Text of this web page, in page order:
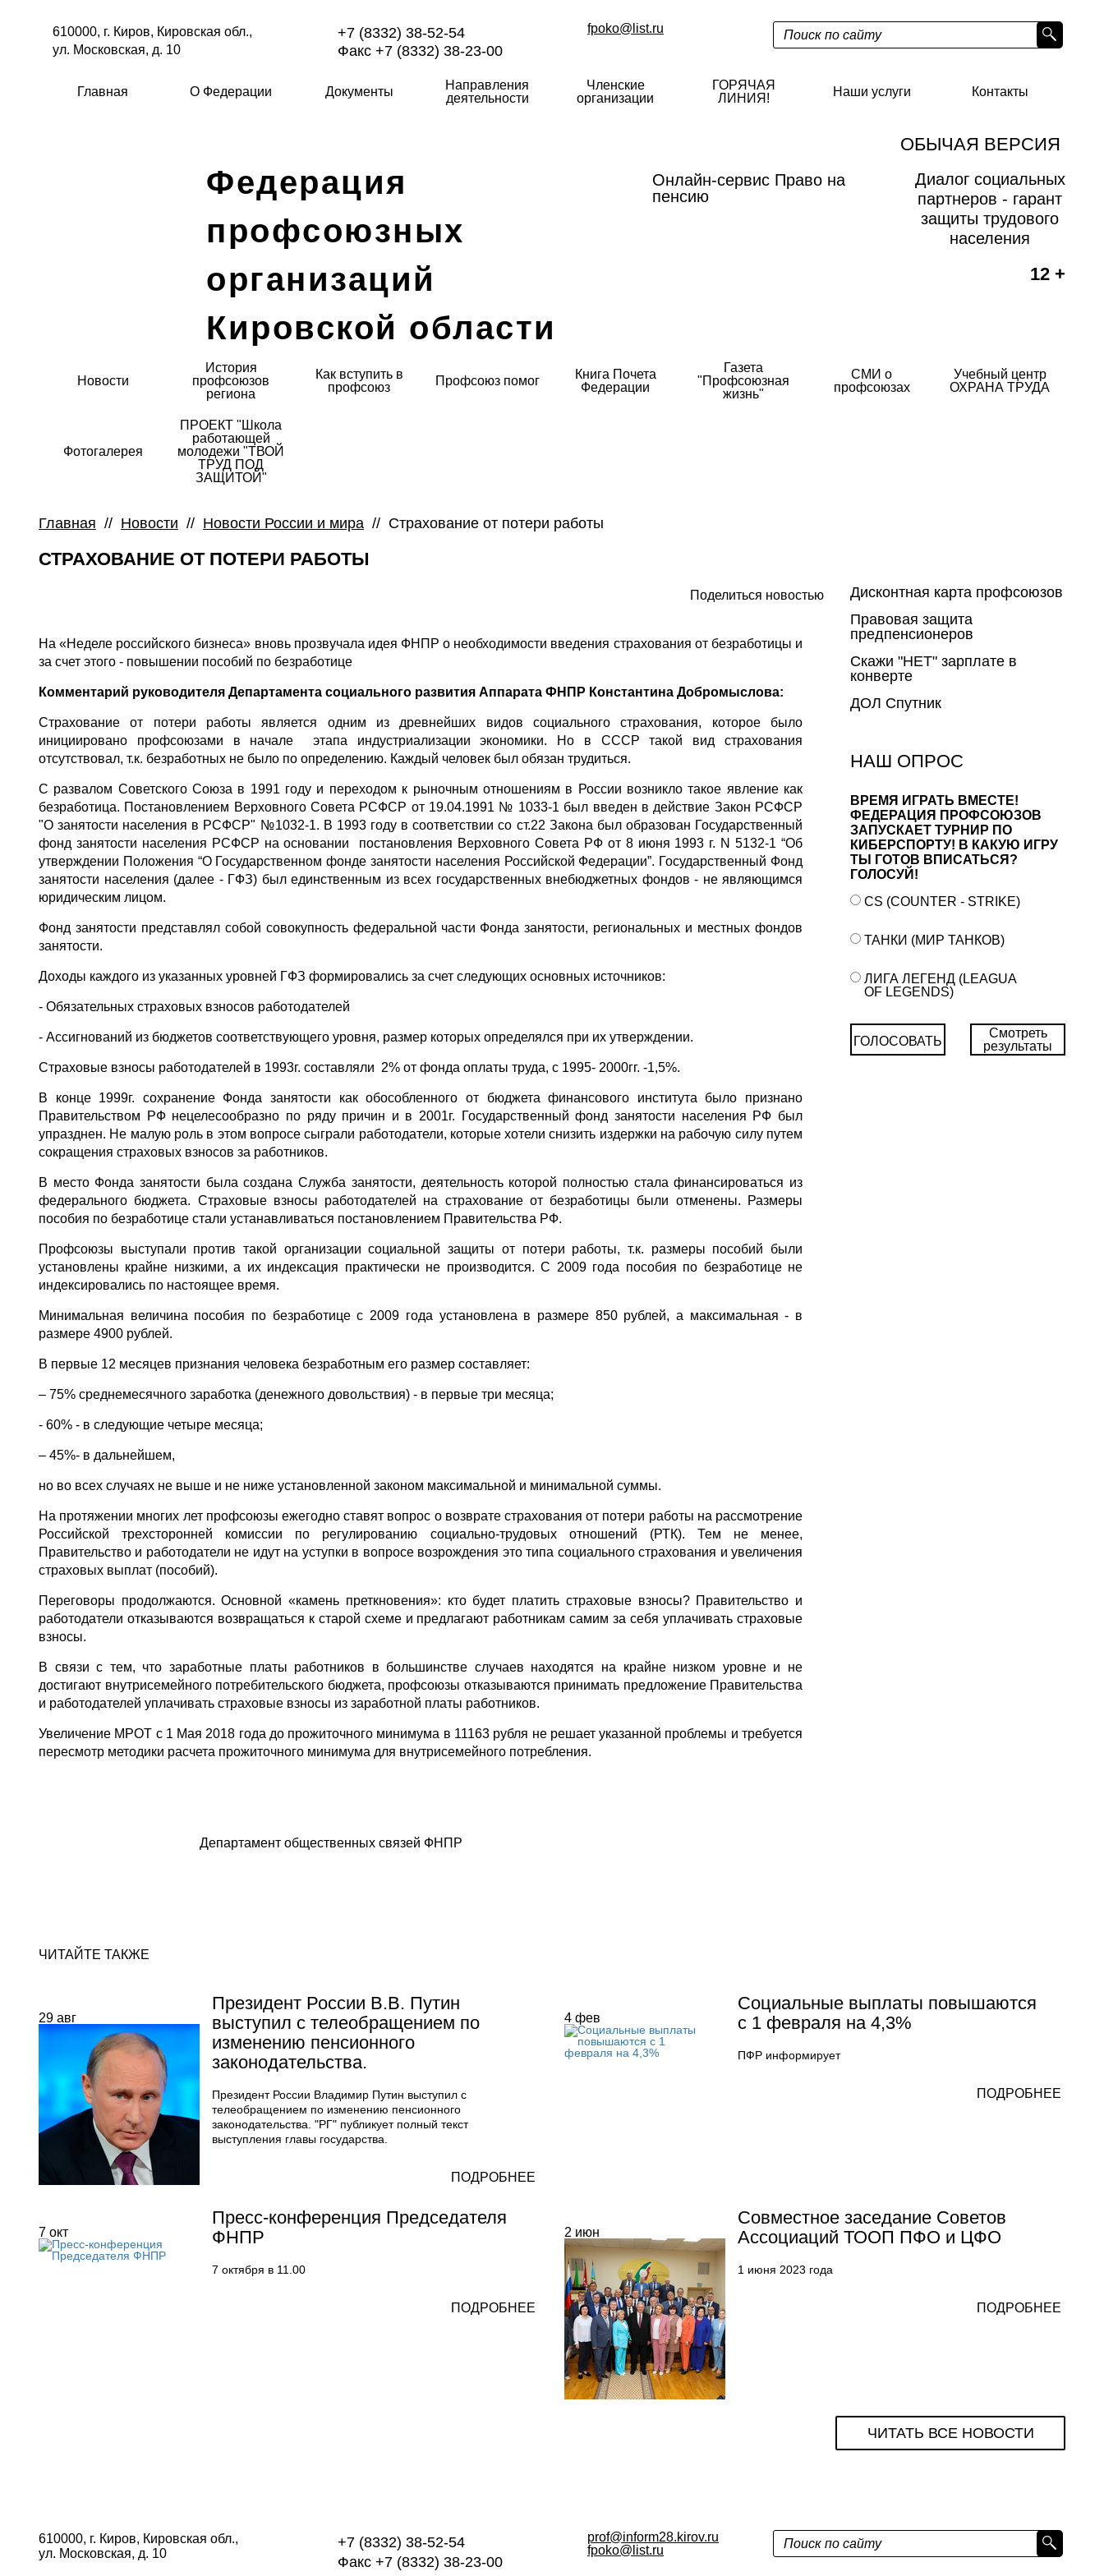
610000, г. Киров, Кировская обл.,
ул. Московская, д. 10
+7 (8332) 38-52-54
Факс +7 (8332) 38-23-00
fpoko@list.ru
Главная О Федерации Документы
Направления
деятельности
Членские
организации
ГОРЯЧАЯ
ЛИНИЯ!
Наши услуги Контакты
ОБЫЧАЯ ВЕРСИЯ
Федерация
профсоюзных
организаций
Кировской области
Онлайн-сервис Право на
пенсию
Диалог социальных
партнеров - гарант
защиты трудового
населения
12 +
Новости
История
профсоюзов
региона
Как вступить в
профсоюз
Профсоюз помог
Книга Почета
Федерации
Газета
"Профсоюзная
жизнь"
СМИ о
профсоюзах
Учебный центр
ОХРАНА ТРУДА
Фотогалерея
ПРОЕКТ "Школа
работающей
молодежи "ТВОЙ
ТРУД ПОД
ЗАЩИТОЙ"
Главная // Новости // Новости России и мира // Страхование от потери работы
СТРАХОВАНИЕ ОТ ПОТЕРИ РАБОТЫ
Поделиться новостью
На «Неделе российского бизнеса» вновь прозвучала идея ФНПР о необходимости введения страхования от безработицы и
за счет этого - повышении пособий по безработице
Комментарий руководителя Департамента социального развития Аппарата ФНПР Константина Добромыслова:
Страхование от потери работы является одним из древнейших видов социального страхования, которое было
инициировано профсоюзами в начале этапа индустриализации экономики. Но в СССР такой вид страхования
отсутствовал, т.к. безработных не было по определению. Каждый человек был обязан трудиться.
С развалом Советского Союза в 1991 году и переходом к рыночным отношениям в России возникло такое явление как
безработица. Постановлением Верховного Совета РСФСР от 19.04.1991 № 1033-1 был введен в действие Закон РСФСР
"О занятости населения в РСФСР" №1032-1. В 1993 году в соответствии со ст.22 Закона был образован Государственный
фонд занятости населения РСФСР на основании постановления Верховного Совета РФ от 8 июня 1993 г. N 5132-1 “Об
утверждении Положения “О Государственном фонде занятости населения Российской Федерации”. Государственный Фонд
занятости населения (далее - ГФЗ) был единственным из всех государственных внебюджетных фондов - не являющимся
юридическим лицом.
Фонд занятости представлял собой совокупность федеральной части Фонда занятости, региональных и местных фондов
занятости.
Доходы каждого из указанных уровней ГФЗ формировались за счет следующих основных источников:
- Обязательных страховых взносов работодателей
- Ассигнований из бюджетов соответствующего уровня, размер которых определялся при их утверждении.
Страховые взносы работодателей в 1993г. составляли 2% от фонда оплаты труда, с 1995- 2000гг. -1,5%.
В конце 1999г. сохранение Фонда занятости как обособленного от бюджета финансового института было признано
Правительством РФ нецелесообразно по ряду причин и в 2001г. Государственный фонд занятости населения РФ был
упразднен. Не малую роль в этом вопросе сыграли работодатели, которые хотели снизить издержки на рабочую силу путем
сокращения страховых взносов за работников.
В место Фонда занятости была создана Служба занятости, деятельность которой полностью стала финансироваться из
федерального бюджета. Страховые взносы работодателей на страхование от безработицы были отменены. Размеры
пособия по безработице стали устанавливаться постановлением Правительства РФ.
Профсоюзы выступали против такой организации социальной защиты от потери работы, т.к. размеры пособий были
установлены крайне низкими, а их индексация практически не производится. С 2009 года пособия по безработице не
индексировались по настоящее время.
Минимальная величина пособия по безработице с 2009 года установлена в размере 850 рублей, а максимальная - в
размере 4900 рублей.
В первые 12 месяцев признания человека безработным его размер составляет:
– 75% среднемесячного заработка (денежного довольствия) - в первые три месяца;
- 60% - в следующие четыре месяца;
– 45%- в дальнейшем,
но во всех случаях не выше и не ниже установленной законом максимальной и минимальной суммы.
На протяжении многих лет профсоюзы ежегодно ставят вопрос о возврате страхования от потери работы на рассмотрение
Российской трехсторонней комиссии по регулированию социально-трудовых отношений (РТК). Тем не менее,
Правительство и работодатели не идут на уступки в вопросе возрождения это типа социального страхования и увеличения
страховых выплат (пособий).
Переговоры продолжаются. Основной «камень преткновения»: кто будет платить страховые взносы? Правительство и
работодатели отказываются возвращаться к старой схеме и предлагают работникам самим за себя уплачивать страховые
взносы.
В связи с тем, что заработные платы работников в большинстве случаев находятся на крайне низком уровне и не
достигают внутрисемейного потребительского бюджета, профсоюзы отказываются принимать предложение Правительства
и работодателей уплачивать страховые взносы из заработной платы работников.
Увеличение МРОТ с 1 Мая 2018 года до прожиточного минимума в 11163 рубля не решает указанной проблемы и требуется
пересмотр методики расчета прожиточного минимума для внутрисемейного потребления.
Департамент общественных связей ФНПР
Дисконтная карта профсоюзов
Правовая защита
предпенсионеров
Скажи "НЕТ" зарплате в
конверте
ДОЛ Спутник
НАШ ОПРОС
ВРЕМЯ ИГРАТЬ ВМЕСТЕ!
ФЕДЕРАЦИЯ ПРОФСОЮЗОВ
ЗАПУСКАЕТ ТУРНИР ПО
КИБЕРСПОРТУ! В КАКУЮ ИГРУ
ТЫ ГОТОВ ВПИСАТЬСЯ?
ГОЛОСУЙ!
CS (COUNTER - STRIKE)
ТАНКИ (МИР ТАНКОВ)
ЛИГА ЛЕГЕНД (LEAGUA
OF LEGENDS)
ГОЛОСОВАТЬ
Смотреть
результаты
ЧИТАЙТЕ ТАКЖЕ
29 авг
Президент России В.В. Путин
выступил с телеобращением по
изменению пенсионного
законодательства.
Президент России Владимир Путин выступил с
телеобращением по изменению пенсионного
законодательства. "РГ" публикует полный текст
выступления главы государства.
ПОДРОБНЕЕ
4 фев
Социальные выплаты повышаются
с 1 февраля на 4,3%
ПФР информирует
ПОДРОБНЕЕ
7 окт
Пресс-конференция Председателя
ФНПР
7 октября в 11.00
ПОДРОБНЕЕ
2 июн
Совместное заседание Советов
Ассоциаций ТООП ПФО и ЦФО
1 июня 2023 года
ПОДРОБНЕЕ
ЧИТАТЬ ВСЕ НОВОСТИ
610000, г. Киров, Кировская обл.,
ул. Московская, д. 10
+7 (8332) 38-52-54
Факс +7 (8332) 38-23-00
prof@inform28.kirov.ru
fpoko@list.ru